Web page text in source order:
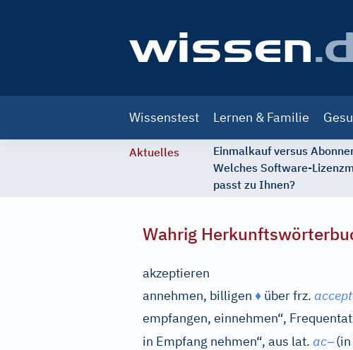
navigation
Wissenstest Lernen & Familie
Aktuelles
Einmalkauf versus
Welches Software-
passt zu Ihnen?
Wahrig
akzeptieren
annehmen, billigen ♦ überfrz.
empfangen, einnehmen“,
in Empfang nehmen“, aus lat. ac–(in